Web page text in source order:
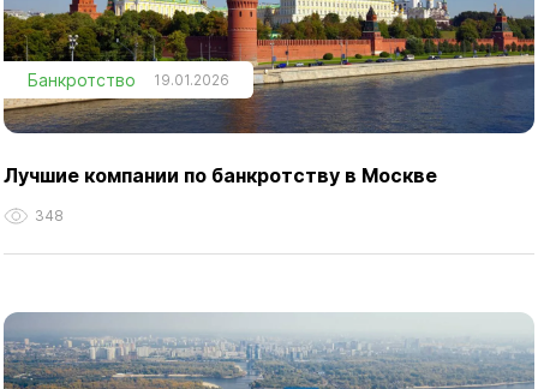
Банкротство 19.01.2026
Лучшие компании по банкротству в Москве
348